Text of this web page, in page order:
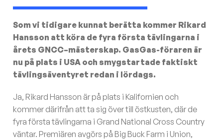
Som vi tidigare kunnat berätta kommer Rikard
Hansson att köra de fyra första tävlingarna i
årets GNCC–mästerskap. GasGas-föraren är
nu på plats i USA och smygstartade faktiskt
tävlingsäventyret redan i lördags.
Ja, Rikard Hansson är på plats i Kalifornien och
kommer därifrån att ta sig över till östkusten, där de
fyra första tävlingarna i Grand National Cross Country
väntar. Premiären avgörs på Big Buck Farm i Union,